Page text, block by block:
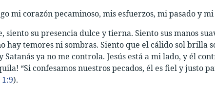
mi corazón pecaminoso, mis esfuerzos, mi pasado y
siento su presencia dulce y tierna. Siento sus manos
hay temores ni sombras. Siento que el cálido sol brilla
Satanás ya no me controla. Jesús está a mi lado, y él
“Si confesamos nuestros pecados, él es fiel y justo
1:9).